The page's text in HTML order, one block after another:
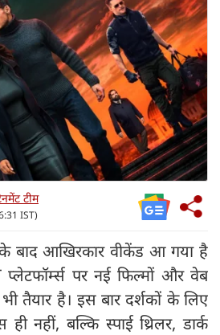
टीम
IST)
बाद आखिरकार वीकेंड आ गया है
पर नई फिल्मों और वेब
तैयार है। इस बार दर्शकों के लिए
नहीं, बल्कि स्पाई थ्रिलर, डार्क